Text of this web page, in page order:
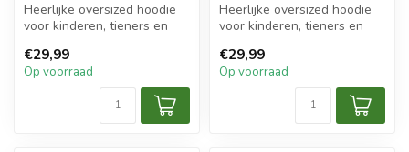
Heerlijke oversized hoodie
voor kinderen, tieners en
€29,99
Op voorraad
Heerlijke oversized hoodie
voor kinderen, tieners en
€29,99
Op voorraad